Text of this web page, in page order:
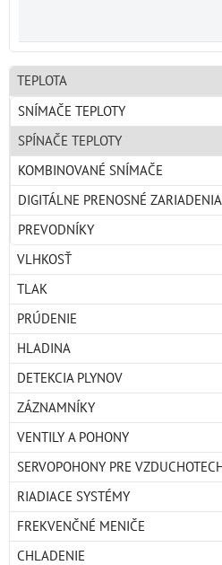
TEPLOTA
SNÍMAČE TEPLOTY
SPÍNAČE TEPLOTY
KOMBINOVANÉ SNÍMAČE
DIGITÁLNE PRENOSNÉ ZARIADENIA
PREVODNÍKY
VLHKOSŤ
TLAK
PRÚDENIE
HLADINA
DETEKCIA PLYNOV
ZÁZNAMNÍKY
VENTILY A POHONY
SERVOPOHONY PRE
RIADIACE SYSTÉMY
FREKVENČNÉ MENIČE
CHLADENIE